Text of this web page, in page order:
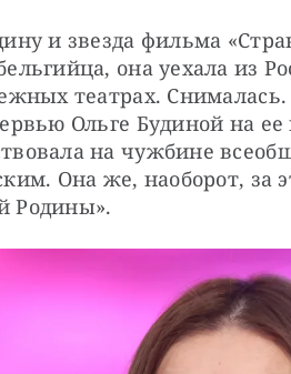
и звезда фильма
она уехала из
театрах.
Ольге Будиной на
на чужбине
Она же, наоборот, за
Родины».